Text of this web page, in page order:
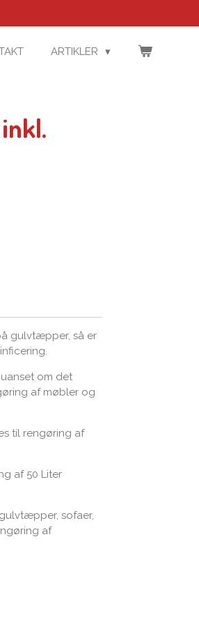
ARTIKLER
gulvtæpper, så er
om det
af møbler og
til rengøring af
af 50 Liter
sofaer,
af